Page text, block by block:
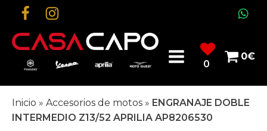
0
0€
Inicio » Accesorios de motos » ENGRANAJE DOBLE
INTERMEDIO Z13/52 APRILIA AP8206530